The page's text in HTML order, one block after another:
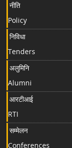
नीति
Policy
निविधा
Tenders
अलुमिनि
Alumni
आरटीआई
RTI
सम्मेलन
Conferences